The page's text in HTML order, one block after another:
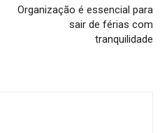
Organização é essencial para
sair de férias com
tranquilidade